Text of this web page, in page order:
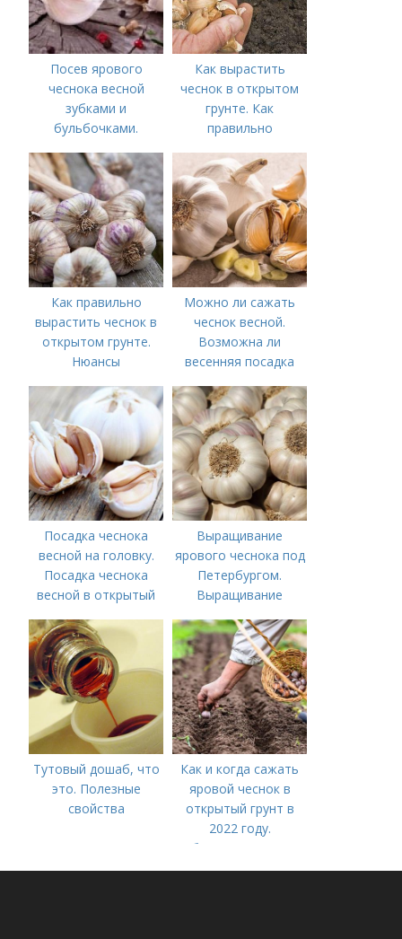
Посев ярового
чеснока весной
зубками и
бульбочками.
посадки озимого
чеснока
Как вырастить
чеснок в открытом
грунте. Как
правильно
открытом грунте
Как правильно
вырастить чеснок в
открытом грунте.
Нюансы
озимого чеснока
Можно ли сажать
чеснок весной.
Возможна ли
весенняя посадка
лучше делать
Посадка чеснока
весной на головку.
Посадка чеснока
весной в открытый
Выращивание
ярового чеснока под
Петербургом.
Выращивание
важных моментов
Тутовый дошаб, что
это. Полезные
свойства
Как и когда сажать
яровой чеснок в
открытый грунт в
2022 году.
Добавление статьи в
новую подборку